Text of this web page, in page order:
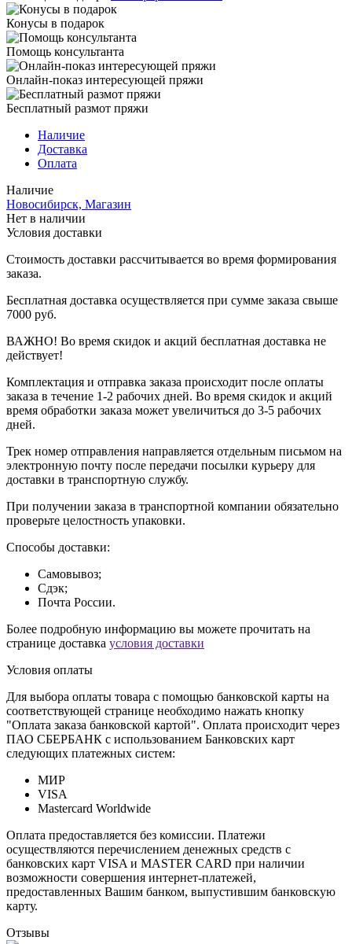
Конусы в подарок
Помощь консультанта
Онлайн-показ интересующей пряжи
Бесплатный размот пряжи
Наличие
Доставка
Оплата
Наличие
Новосибирск, Магазин
Нет в наличии
Условия доставки
Стоимость доставки рассчитывается во время формирования
заказа.
Бесплатная доставка осуществляется при сумме заказа свыше
7000 руб.
ВАЖНО! Во время скидок и акций бесплатная доставка не
действует!
Комплектация и отправка заказа происходит после оплаты
заказа в течение 1-2 рабочих дней. Во время скидок и акций
время обработки заказа может увеличиться до 3-5 рабочих
дней.
Трек номер отправления направляется отдельным письмом на
электронную почту после передачи посылки курьеру для
доставки в транспортную службу.
При получении заказа в транспортной компании обязательно
проверьте целостность упаковки.
Способы доставки:
Самовывоз;
Сдэк;
Почта России.
Более подробную информацию вы можете прочитать на
странице доставка условия доставки
Условия оплаты
Для выбора оплаты товара с помощью банковской карты на
соответствующей странице необходимо нажать кнопку
"Оплата заказа банковской картой". Оплата происходит через
ПАО СБЕРБАНК с использованием Банковских карт
следующих платежных систем:
МИР
VISA
Mastercard Worldwide
Оплата предоставляется без комиссии. Платежи
осуществляются перечислением денежных средств с
банковских карт VISA и MASTER CARD при наличии
возможности совершения интернет-платежей,
предоставленных Вашим банком, выпустившим банковскую
карту.
Отзывы